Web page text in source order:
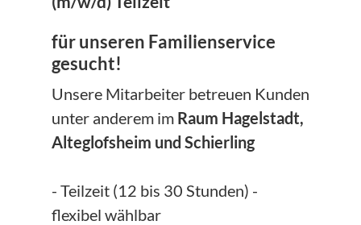
für unseren Familienservice
gesucht!
Unsere Mitarbeiter betreuen Kunden
unter anderem im Raum Hagelstadt,
Alteglofsheim und Schierling
- Teilzeit (12 bis 30 Stunden) -
flexibel wählbar